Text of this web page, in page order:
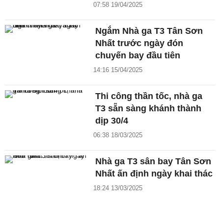
07:58 19/04/2025
Ngắm Nhà ga T3 Tân Sơn
Nhất trước ngày đón
chuyến bay đầu tiên
14:16 15/04/2025
Thi công thần tốc, nhà ga
T3 sẵn sàng khánh thành
dịp 30/4
06:38 18/03/2025
Nhà ga T3 sân bay Tân Sơn
Nhất ấn định ngày khai thác
18:24 13/03/2025